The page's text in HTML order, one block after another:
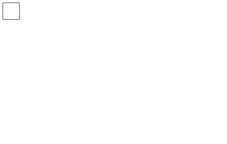
コ
ナ